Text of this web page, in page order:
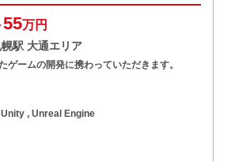
55万円
駅 大通エリア
ゲームの開発に携わっていただきます。
Unity , Unreal Engine